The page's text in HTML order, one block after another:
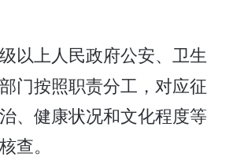
以上人民政府公安、卫生
门按照职责分工，对应征
、健康状况和文化程度等
查。